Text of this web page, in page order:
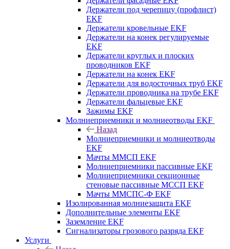
Держатели под черепицу (профлист)
EKF
Держатели кровельные EKF
Держатели на конек регулируемые
EKF
Держатели круглых и плоских
проводников EKF
Держатели на конек EKF
Держатели для водосточных труб EKF
Держатели проводника на трубе EKF
Держатели фальцевые EKF
Зажимы EKF
Молниеприемники и молниеотводы EKF
Назад
Молниеприемники и молниеотводы
EKF
Мачты ММСП EKF
Молниеприемники пассивные EKF
Молниеприемники секционные
стеновые пассивные МССП EKF
Мачты ММСПС-Ф EKF
Изолированная молниезащита EKF
Дополнительные элементы EKF
Заземление EKF
Сигнализаторы грозового разряда EKF
Услуги